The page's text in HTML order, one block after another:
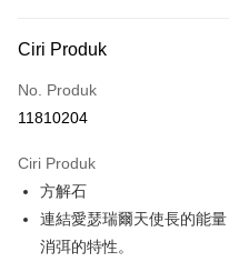
Kad Kredit (Bayaran Penuh)
Pengambilan di Kedai
Apple Pay
JKOPAY
Ciri Produk
No. Produk
11810204
Ciri Produk
方解石
連結愛瑟瑞爾天使長的能
消弭的特性。